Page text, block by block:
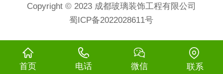
Copyright © 2023 成都玻璃装饰工程有限公司
蜀ICP备2022028611号
首页 电话 微信 联系